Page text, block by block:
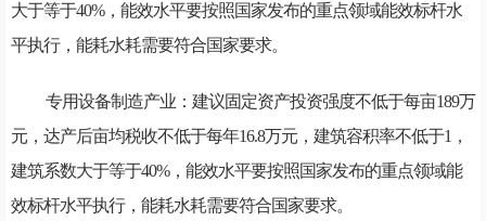
大于等于40%，能效水平要按照国家发布的重点领域能效标杆水
平执行，能耗水耗需要符合国家要求。
专用设备制造产业：建议固定资产投资强度不低于每亩189万
元，达产后亩均税收不低于每年16.8万元，建筑容积率不低于1，
建筑系数大于等于40%，能效水平要按照国家发布的重点领域能
效标杆水平执行，能耗水耗需要符合国家要求。